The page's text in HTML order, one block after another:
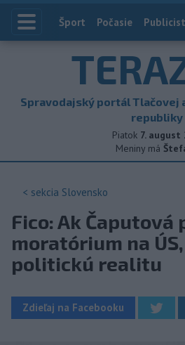
Index
Šport Počasie
Spravodajský portál Tlačovej
republiky
Piatok 7. august
Meniny má
< sekcia Slovensko
Fico: Ak Čaputová
moratórium na
politickú realitu
Zdieľaj na Facebooku